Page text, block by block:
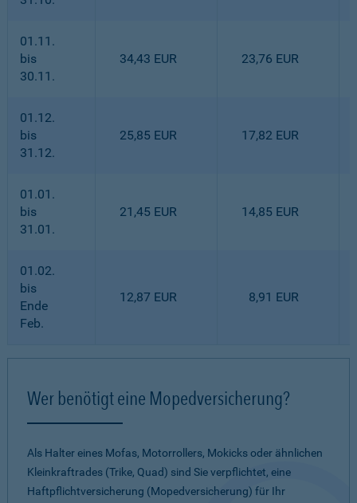
01.11.
bis
30.11.
34,43 EUR 23,76 EUR
01.12.
bis
31.12.
25,85 EUR 17,82 EUR
01.01.
bis
31.01.
21,45 EUR 14,85 EUR
01.02.
bis
Ende
Feb.
12,87 EUR 8,91 EUR
Wer benötigt eine Mopedversicherung?
Als Halter eines Mofas, Motorrollers, Mokicks oder ähnlichen
Kleinkraftrades (Trike, Quad) sind Sie verpflichtet, eine
Haftpflichtversicherung (Mopedversicherung) für Ihr